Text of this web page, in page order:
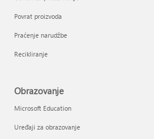
Povrat proizvoda
Praćenje narudžbe
Recikliranje
Obrazovanje
Microsoft Education
Uređaji za obrazovanje